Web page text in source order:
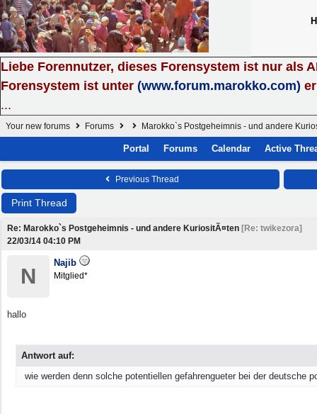
Liebe Forennutzer, dieses Forensystem ist nur als
Forensystem ist unter (www.forum.marokko.com)
...
Your new forums Forums Marokko`s Postgeheimnis - und andere
Portal Forums Calendar Active
Previous Thread
Print Thread
Re: Marokko`s Postgeheimnis - und andere KuriositÃ¤ten [Re: twikezora]
22/03/14 04:10 PM
N
Najib
Mitglied*
hallo
Antwort auf:
wie werden denn solche potentiellen gefahrengueter bei der deutsche